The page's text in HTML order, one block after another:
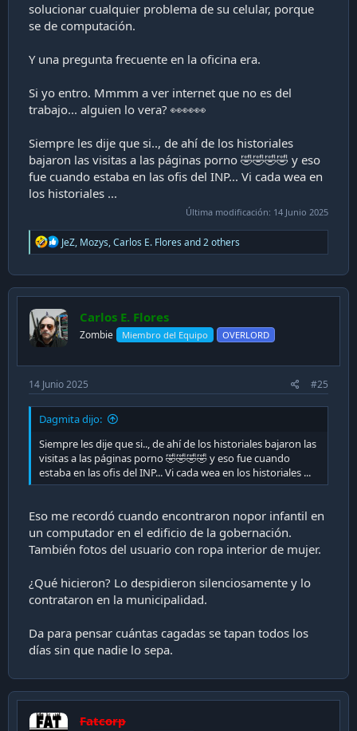
solucionar cualquier problema de su celular, porque
se de computación.
Y una pregunta frecuente en la oficina era.
Si yo entro. Mmmm a ver internet que no es del
trabajo... alguien lo vera? 👀👀👀
Siempre les dije que si.., de ahí de los historiales
bajaron las visitas a las páginas porno 🤣🤣🤣🤣 y eso
fue cuando estaba en las ofis del INP... Vi cada wea en
los historiales ...
Última modificación: 14 Junio 2025
R
e
c
t
o
n
s
JeZ, Mozys,Carlos E. Flores and 2 others
Carlos E. Flores
Zombie Miembro del Equipo OVERLORD
14 Junio 2025 #25
Dagmita dijo:
Siempre les dije que si.., de ahí de los historiales bajaron las
visitas a las páginas porno 🤣🤣🤣🤣 y eso fue cuando
estaba en las ofis del INP... Vi cada wea en los historiales ...
Eso me recordó cuando encontraron nopor infantil en
un computador en el edificio de la gobernación.
También fotos del usuario con ropa interior de mujer.
¿Qué hicieron? Lo despidieron silenciosamente y lo
contrataron en la municipalidad.
Da para pensar cuántas cagadas se tapan todos los
días sin que nadie lo sepa.
Fatcorp